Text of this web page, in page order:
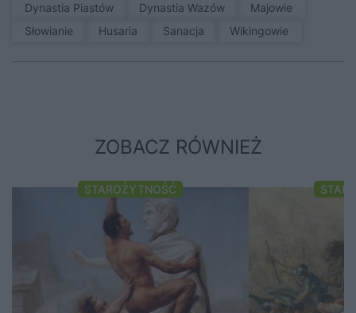
Dynastia Piastów
Dynastia Wazów
Majowie
Słowianie
Husaria sanacja Wikingowie
ZOBACZ RÓWNIEŻ
STAROŻYTNOŚĆ